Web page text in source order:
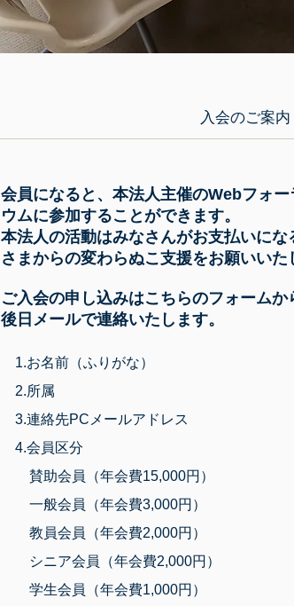
入会のご案内
会員になると、本法人主催のWebフォ
ウムに参加することができます。
本法人の活動はみなさんがお支払いに
さまからの変わらぬこ支援をお願いいた
ご入会の申し込みはこちらのフォームか
後日メールで連絡いたします。
1.お名前（ふりがな）
2.所属
3.連絡先PCメールアドレス
4.会員区分
賛助会員（年会費15,000円）
一般会員（年会費3,000円）
教員会員（年会費2,000円）
シニア会員（年会費2,000円）
学生会員（年会費1,000円）